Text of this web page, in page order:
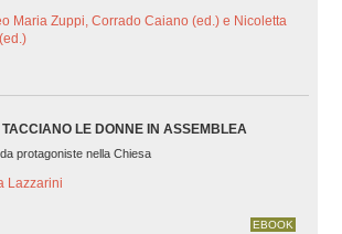
Maria Zuppi, Corrado Caiano (ed.) e Nicoletta
TACCIANO LE DONNE IN ASSEMBLEA
protagoniste nella Chiesa
Lazzarini
EBOOK